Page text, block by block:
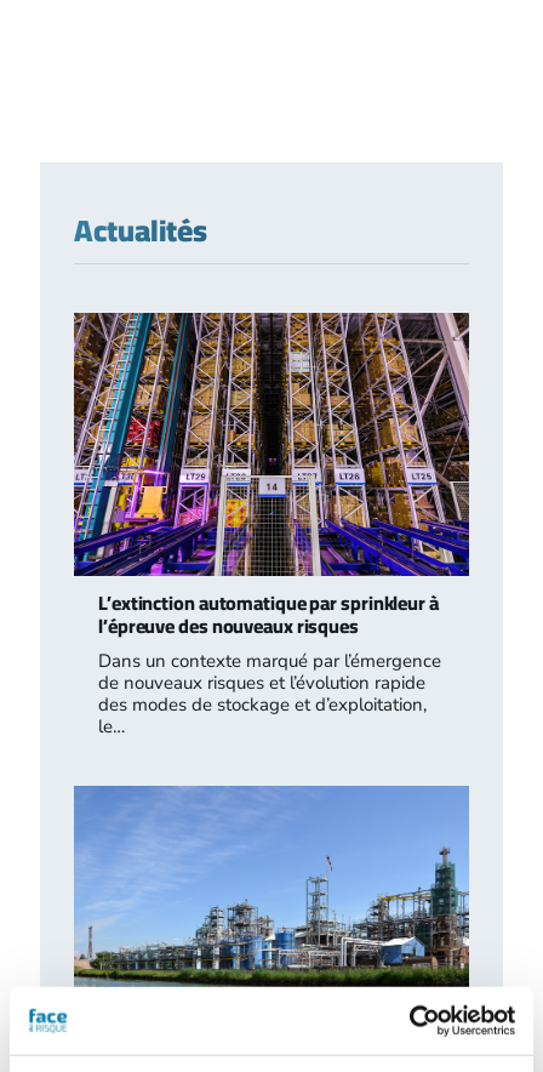
Actualités
L’extinction automatique par sprinkleur à
l’épreuve des nouveaux risques
Dans un contexte marqué par l’émergence
de nouveaux risques et l’évolution rapide
des modes de stockage et d’exploitation,
le…